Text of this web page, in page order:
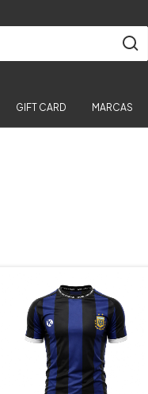
GIFT CARD MARCAS